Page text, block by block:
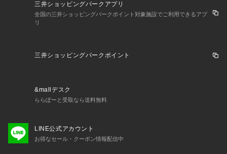
三井ショッピングパークアプリ
全国の三井ショッピングパークポイント対象施設でご利用できるアプ
リ
三井ショッピングパークポイント
&mallデスク
ららぽーと受取なら送料無料
LINE公式アカウント
お得なセール・クーポン情報配信中